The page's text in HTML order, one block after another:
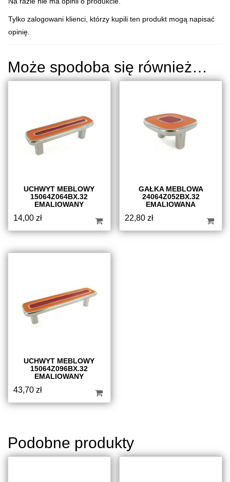
Tylko zalogowani klienci, którzy kupili ten produkt mogą napisać
opinię.
Może spodoba się również…
UCHWYT MEBLOWY
15064Z064BX.32
EMALIOWANY
14,00 zł
GAŁKA MEBLOWA
24064Z052BX.32
EMALIOWANA
22,80zł
UCHWYT MEBLOWY
15064Z096BX.32
EMALIOWANY
43,70 zł
Podobne produkty